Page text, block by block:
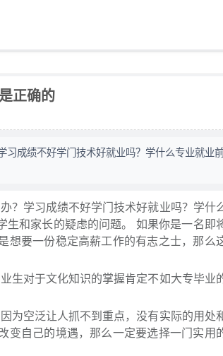
正确的
习成绩不好学门技术好就业吗？学什么专业就业
？学习成绩不好学门技术好就业吗？学什
生和家长的疑虑的问题。 如果你是一名即
想要一份稳定高薪工作的有志之士，那么
生对于文化知识的掌握肯定不如大专毕业
为空泛让人抓不到重点，没有实际的用处
变自己的境遇，那么一定要选择一门实用